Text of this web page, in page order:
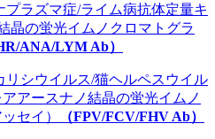
プラズマ症/ライム病抗体定量キ
晶の蛍光イムノクロマトグラ
ANA/LYM Ab）
リシウイルス/猫ヘルペスウイル
アースナノ結晶の蛍光イムノ
セイ）
（FPV/FCV/FHV Ab）